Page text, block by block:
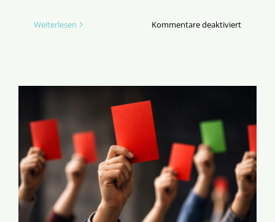
Weiterlesen Kommentare deaktiviertfür